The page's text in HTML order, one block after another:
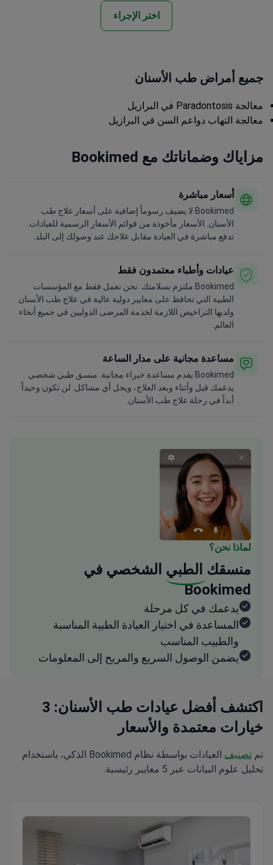
اختر الإجراء
جميع أمراض طب الأسنان
معالجة Paradontosis في البرازيل
معالجة التهاب دواعم السن في البرازيل
مزاياك وضماناتك مع Bookimed
أسعار مباشرة
Bookimed لا يضيف رسوماً إضافية على أسعار علاج طب
الأسنان. الأسعار مأخوذة من قوائم الأسعار الرسمية للعيادات.
تدفع مباشرة في العيادة مقابل علاجك عند وصولك إلى البلد.
عيادات وأطباء معتمدون فقط
Bookimed ملتزم بسلامتك. نحن نعمل فقط مع المؤسسات
الطبية التي تحافظ على معايير دولية عالية في علاج طب الأسنان
ولديها التراخيص اللازمة لخدمة المرضى الدوليين في جميع أنحاء
العالم.
مساعدة مجانية على مدار الساعة
Bookimed يقدم مساعدة خبراء مجانية. منسق طبي شخصي
يدعمك قبل وأثناء وبعد العلاج، ويحل أي مشاكل. لن تكون وحيداً
أبداً في رحلة علاج طب الأسنان.
لماذا نحن؟
منسقك الطبي الشخصي في
Bookimed
يدعمك في كل مرحلة
المساعدة في اختيار العيادة الطبية المناسبة
والطبيب المناسب
يضمن الوصول السريع والمريح إلى المعلومات
اكتشف أفضل عيادات طب الأسنان: 3
خيارات معتمدة والأسعار
تم تصنيف
العيادات بواسطة نظام Bookimed الذكي، باستخدام
تحليل علوم البيانات عبر 5 معايير رئيسية.